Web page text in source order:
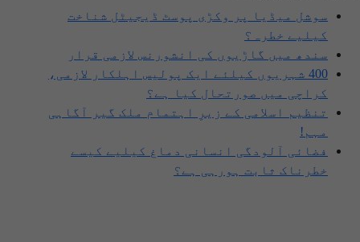
سوشل میڈیا پر وکڑی پوسٹ ڈیجیٹل شناخت
کیلیے خطرہ؟
سندھ میں گاڑیوں کی انشورنس لازمی قرار
400 شہریوں کیلئے ایک پولیس اہلکار لازمی،
کراچی میں صورتحال کیا ہے؟
تنظیم اسلامی کے زیرِ اہتمام ملک گیر آگاہی
مہم!
فضائی آلودگی انسانی دماغ کیلیے کیسے
خطرناک ثابت ہورہی ہے؟